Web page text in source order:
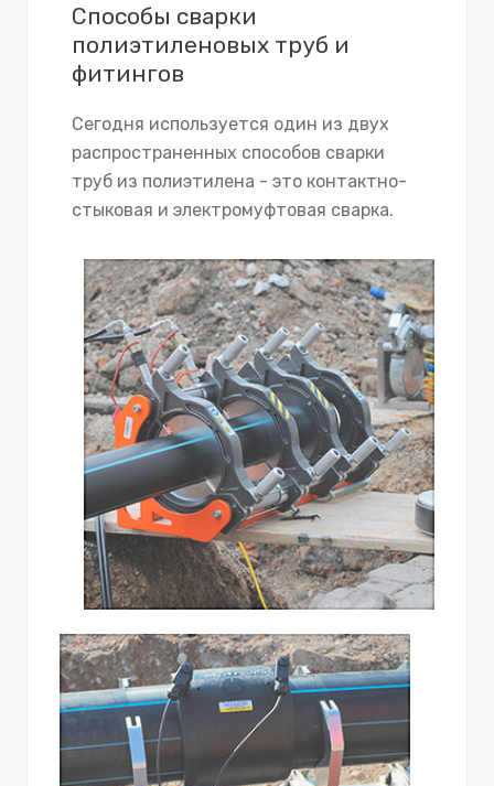
Способы сварки
полиэтиленовых труб и
фитингов
Сегодня используется один из двух
распространенных способов сварки
труб из полиэтилена - это контактно-
стыковая и электромуфтовая сварка.